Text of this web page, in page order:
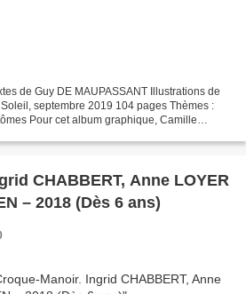
de Guy DE MAUPASSANT Illustrations de
septembre 2019 104 pages Thèmes :
Pour cet album graphique, Camille
CHABBERT, Anne LOYER
– 2018 (Dès 6 ans)